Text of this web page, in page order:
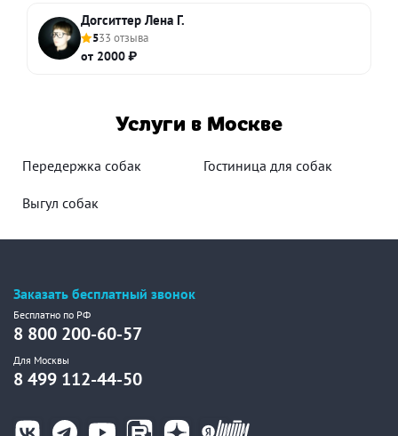
Догситтер Лена Г.
533 отзыва
от 2000 ₽
Услуги в Москве
Передержка собак Гостиница для собак
Выгул собак
Заказать бесплатный звонок
Бесплатно по РФ
8 800 200-60-57
Для Москвы
8 499 112-44-50